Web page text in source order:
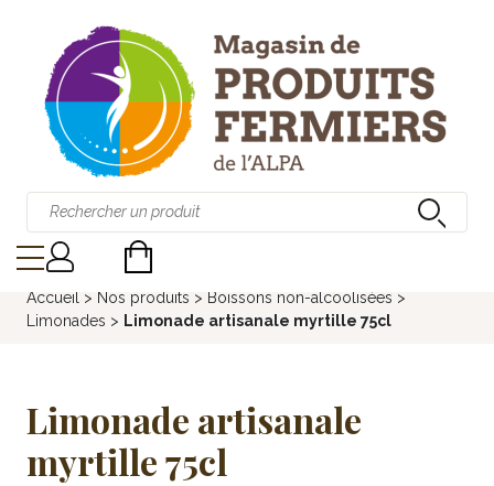
Accueil > Nos produits > Boissons non-alcoolisées >
Limonades > Limonade artisanale myrtille 75cl
Limonade artisanale
myrtille 75cl